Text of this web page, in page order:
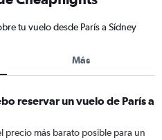
tu vuelo desde París a Sídney
Más
reservar un vuelo de París a
precio más barato posible para un